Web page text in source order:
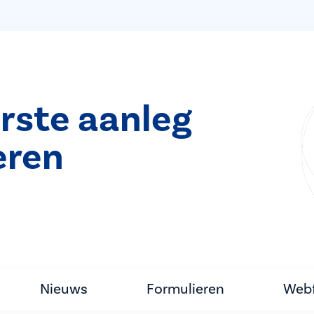
aanleg
Nieuws Formulieren